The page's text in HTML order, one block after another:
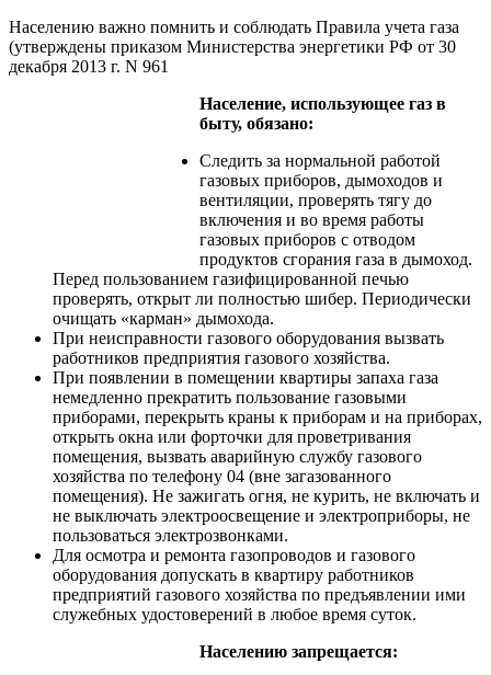
Населению важно помнить и соблюдать Правила учета газа
(утверждены приказом Министерства энергетики РФ от 30
декабря 2013 г. N 961
Население, использующее газ в
быту, обязано:
Следить за нормальной работой
газовых приборов, дымоходов и
вентиляции, проверять тягу до
включения и во время работы
газовых приборов с отводом
продуктов сгорания газа в дымоход.
Перед пользованием газифицированной печью
проверять, открыт ли полностью шибер. Периодически
очищать «карман» дымохода.
При неисправности газового оборудования вызвать
работников предприятия газового хозяйства.
При появлении в помещении квартиры запаха газа
немедленно прекратить пользование газовыми
приборами, перекрыть краны к приборам и на приборах,
открыть окна или форточки для проветривания
помещения, вызвать аварийную службу газового
хозяйства по телефону 04 (вне загазованного
помещения). Не зажигать огня, не курить, не включать и
не выключать электроосвещение и электроприборы, не
пользоваться электрозвонками.
Для осмотра и ремонта газопроводов и газового
оборудования допускать в квартиру работников
предприятий газового хозяйства по предъявлении ими
служебных удостоверений в любое время суток.
Населению запрещается: